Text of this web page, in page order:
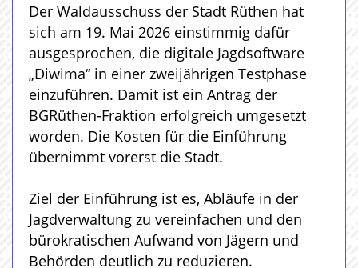
Der Waldausschuss der Stadt Rüthen hat
sich am 19. Mai 2026 einstimmig dafür
ausgesprochen, die digitale Jagdsoftware
„Diwima“ in einer zweijährigen Testphase
einzuführen. Damit ist ein Antrag der
BGRüthen-Fraktion erfolgreich umgesetzt
worden. Die Kosten für die Einführung
übernimmt vorerst die Stadt.
Ziel der Einführung ist es, Abläufe in der
Jagdverwaltung zu vereinfachen und den
bürokratischen Aufwand von Jägern und
Behörden deutlich zu reduzieren.